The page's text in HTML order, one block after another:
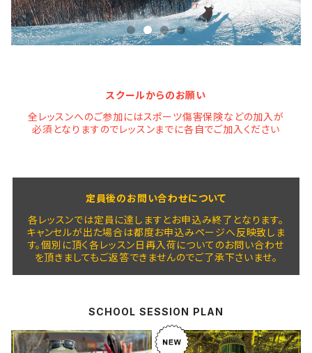
スクールからのお願い
全レッスンへのご参加にはスポーツ傷害保険などの加入が
必須となりますのでレッスンまでに各自でご加入ください
定員後のお問い合わせについて
各レッスンでは定員に達しますとお申込み終了となります。
キャンセルが出た場合は都度お申込みページへ反映致しま
す。個別に頂く各レッスン日再入荷についてのお問い合わせ
を頂きましてもご返答できませんのでご了承下さいませ。
SCHOOL SESSION PLAN